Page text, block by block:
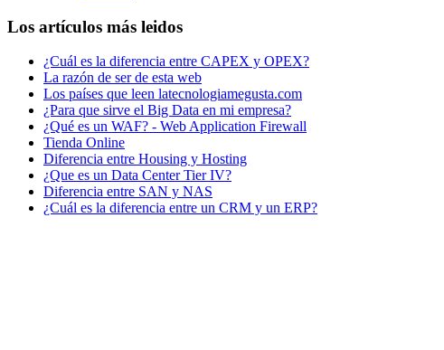
Los artículos más leidos
¿Cuál es la diferencia entre CAPEX y OPEX?
La razón de ser de esta web
Los países que leen latecnologiamegusta.com
¿Para que sirve el Big Data en mi empresa?
¿Qué es un WAF? - Web Application Firewall
Tienda Online
Diferencia entre Housing y Hosting
¿Que es un Data Center Tier IV?
Diferencia entre SAN y NAS
¿Cuál es la diferencia entre un CRM y un ERP?